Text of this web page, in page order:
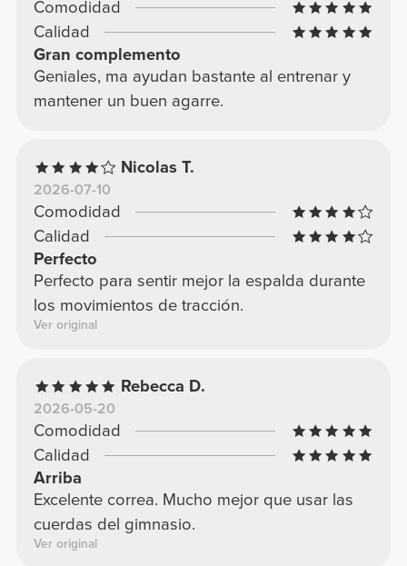
Comodidad
Calidad
Gran complemento
Geniales, ma ayudan bastante al entrenar y
mantener un buen agarre.
Nicolas T.
2026-07-10
Comodidad
Calidad
Perfecto
Perfecto para sentir mejor la espalda durante
los movimientos de tracción.
Ver original
Rebecca D.
2026-05-20
Comodidad
Calidad
Arriba
Excelente correa. Mucho mejor que usar las
cuerdas del gimnasio.
Ver original